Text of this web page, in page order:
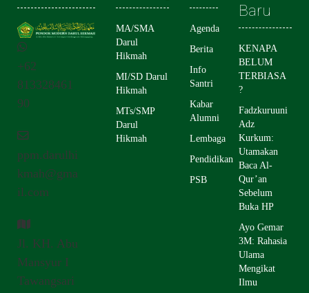
+62
813328461
90
ppm.darulhi
kmah@gma
il.com
Jl. KH. Abu
Mansyur I
Tawangsari
MA/SMA
Darul
Hikmah
MI/SD Darul
Hikmah
MTs/SMP
Darul
Hikmah
Agenda
Berita
Info
Santri
Kabar
Alumni
Lembaga
Pendidikan
PSB
Baru
KENAPA
BELUM
TERBIASA
?
Fadzkuruuni
Adz
Kurkum:
Utamakan
Baca Al-
Qur’an
Sebelum
Buka HP
Ayo Gemar
3M: Rahasia
Ulama
Mengikat
Ilmu